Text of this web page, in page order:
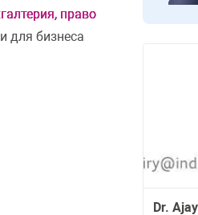
право
для бизнеса
Dr.